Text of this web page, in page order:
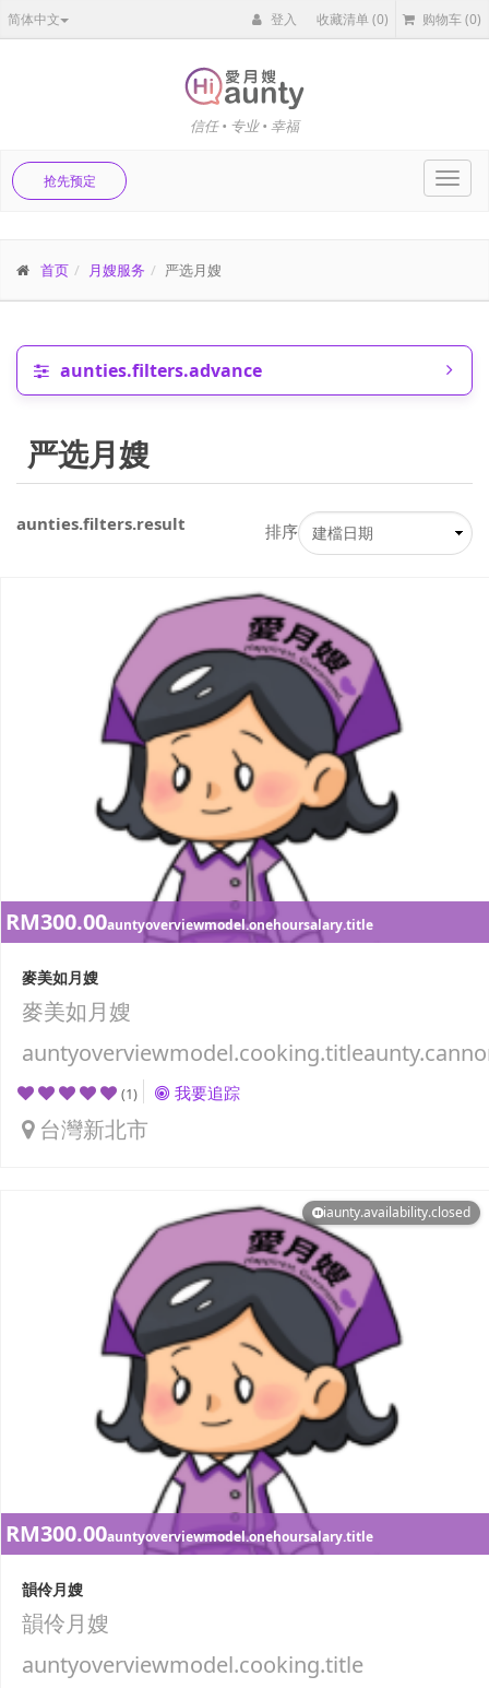
简体中文 登入 收藏清单(0) 购物车(0)
信任 • 专业 • 幸福
抢先预定
首页 月嫂服务 严选月嫂
aunties.filters.advance
严选月嫂
aunties.filters.result 排序
RM300.00auntyoverviewmodel.onehoursalary.title
麥美如月嫂
麥美如月嫂
(1) 我要追踪
台灣新北市
iaunty.availability.closed
RM300.00auntyoverviewmodel.onehoursalary.title
韻伶月嫂
韻伶月嫂
auntyoverviewmodel.cooking.title